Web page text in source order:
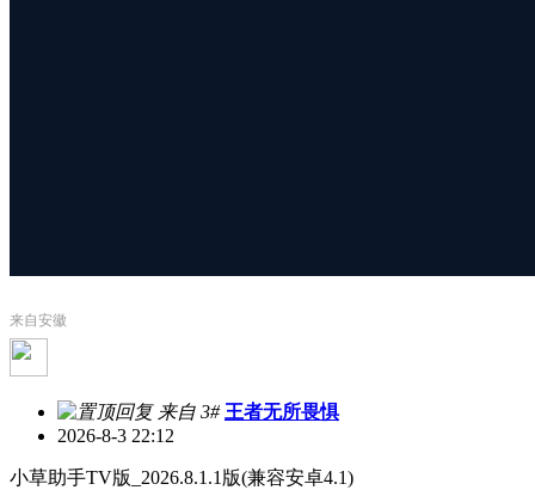
来自安徽
来自 3# 王者无所畏惧
2026-8-3 22:12
小草助手TV版_2026.8.1.1版(兼容安卓4.1)